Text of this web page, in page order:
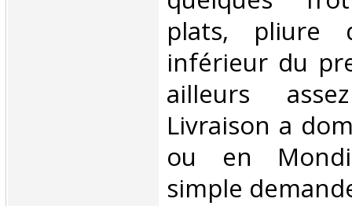
plats, pliure
inférieur du
ailleurs
Livraison a
ou en
simple